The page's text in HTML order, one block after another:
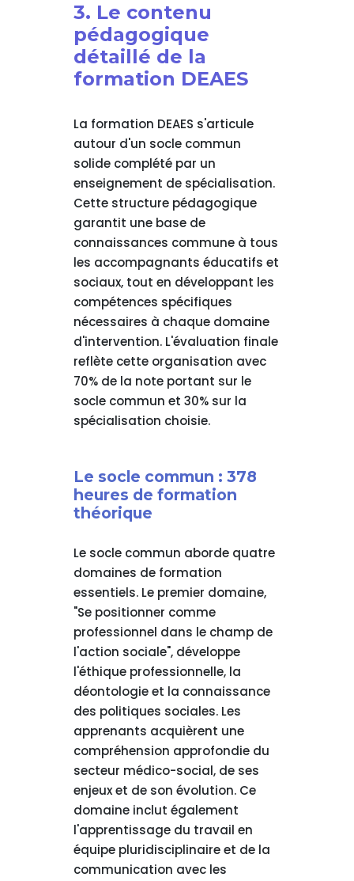
3. Le contenu
pédagogique
détaillé de la
formation DEAES
La formation DEAES s'articule
autour d'un socle commun
solide complété par un
enseignement de spécialisation.
Cette structure pédagogique
garantit une base de
connaissances commune à tous
les accompagnants éducatifs et
sociaux, tout en développant les
compétences spécifiques
nécessaires à chaque domaine
d'intervention. L'évaluation finale
reflète cette organisation avec
70% de la note portant sur le
socle commun et 30% sur la
spécialisation choisie.
Le socle commun : 378
heures de formation
théorique
Le socle commun aborde quatre
domaines de formation
essentiels. Le premier domaine,
"Se positionner comme
professionnel dans le champ de
l'action sociale", développe
l'éthique professionnelle, la
déontologie et la connaissance
des politiques sociales. Les
apprenants acquièrent une
compréhension approfondie du
secteur médico-social, de ses
enjeux et de son évolution. Ce
domaine inclut également
l'apprentissage du travail en
équipe pluridisciplinaire et de la
communication avec les